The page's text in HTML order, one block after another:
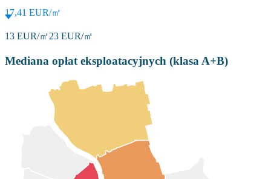
17,41 EUR/㎡
13 EUR/㎡23 EUR/㎡
Mediana opłat eksploatacyjnych (klasa A+B)